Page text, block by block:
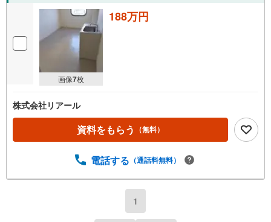
画像7枚
188万円
株式会社リアール
資料をもらう （無料）
電話する （通話料無料）
1